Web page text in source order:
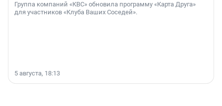
Группа компаний «КВС» обновила программу «Карта Друга»
для участников «Клуба Ваших Соседей».
5 августа, 18:13